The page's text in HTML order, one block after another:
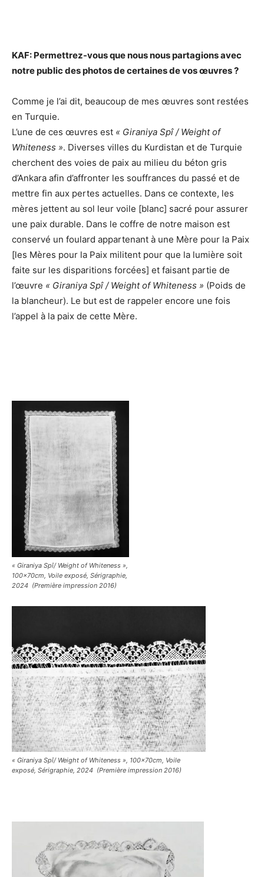
KAF: Permettrez-vous que nous nous partagions avec
notre public des photos de certaines de vos œuvres ?
Comme je l’ai dit, beaucoup de mes œuvres sont restées
en Turquie.
L’une de ces œuvres est « Giraniya Spî / Weight of
Whiteness ». Diverses villes du Kurdistan et de Turquie
cherchent des voies de paix au milieu du béton gris
d’Ankara afin d’affronter les souffrances du passé et de
mettre fin aux pertes actuelles. Dans ce contexte, les
mères jettent au sol leur voile [blanc] sacré pour assurer
une paix durable. Dans le coffre de notre maison est
conservé un foulard appartenant à une Mère pour la Paix
[les Mères pour la Paix militent pour que la lumière soit
faite sur les disparitions forcées] et faisant partie de
l’œuvre « Giraniya Spî / Weight of Whiteness » (Poids de
la blancheur). Le but est de rappeler encore une fois
l’appel à la paix de cette Mère.
« Giraniya Spî/ Weight of Whiteness »,
100x70cm, Voile exposé, Sérigraphie,
2024 (Première impression 2016)
« Giraniya Spî/ Weight of Whiteness », 100x70cm, Voile
exposé, Sérigraphie, 2024 (Première impression 2016)